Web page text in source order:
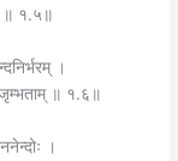
॥ १.५॥
।
॥ १.६॥
।